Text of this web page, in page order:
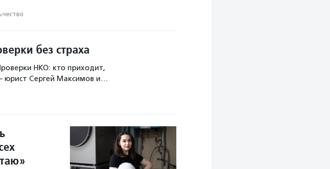
без страха
НКО: кто приходит,
юрист Сергей Максимов и…